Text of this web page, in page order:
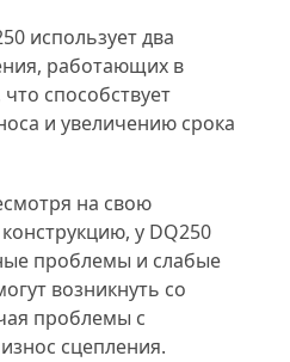
использует два
работающих в
способствует
и увеличению срока
на свою
у DQ250
проблемы и слабые
возникнуть со
проблемы с
сцепления.